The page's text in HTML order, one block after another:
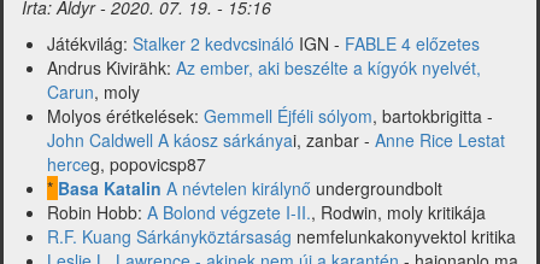
Hernád
Péter
(Soren
Ward)
válaszol)
Írta:Aldyr- 2020. 07. 19. - 15:16
Játékvilág: Stalker 2 kedvcsináló IGN - FABLE 4 előzetes
Andrus Kivirähk: Az ember, aki beszélte a kígyók nyelvét,
Carun, moly
Molyos érétkelések: Gemmell Éjféli sólyom, bartokbrigitta -
John Caldwell A káosz sárkányai, zanbar - Anne Rice Lestat
herceg, popovicsp87
* Basa Katalin A névtelen királynő undergroundbolt
Robin Hobb: A Bolond végzete I-II., Rodwin, moly kritikája
R.F. Kuang Sárkányköztársaság nemfelunkakonyvektol kritika